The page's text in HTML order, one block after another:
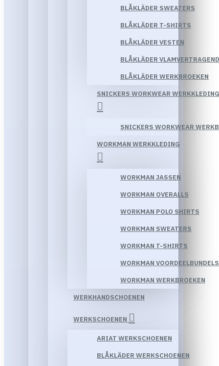
BLÅKLÄDER SWEATERS
BLÅKLÄDER T-SHIRTS
BLÅKLÄDER VESTEN
BLÅKLÄDER
BLÅKLÄDER WERKBROEKEN
SNICKERS WORKWEAR WERKKLEDING
SNICKERS WORKWEAR
WORKMAN WERKKLEDING
WORKMAN JASSEN
WORKMAN OVERALLS
WORKMAN POLO SHIRTS
WORKMAN SWEATERS
WORKMAN T-SHIRTS
WORKMAN VOORDEELBUNDELS
WORKMAN WERKBROEKEN
WERKHANDSCHOENEN
WERKSCHOENEN
ARIAT WERKSCHOENEN
BLÅKLÄDER WERKSCHOENEN